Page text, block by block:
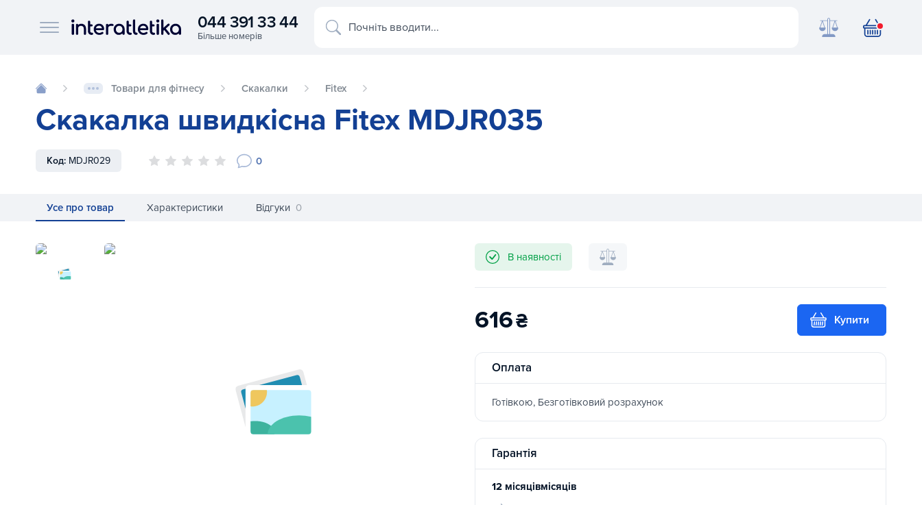
Interatletika logo
044 391 33 44 Почніть вводити...
Товари для фітнесу Скакалки Fitex
Скакалка швидкісна Fitex MDJR035
Код: MDJR029 0
Усе про товар Характеристики Відгуки 0
Скакалка швидкісна Fitex MDJR035
В наявності
616₴ Купити
Оплата
Готівкою, Безготівковий розрахунок
Гарантія
12 місяцівмісяців